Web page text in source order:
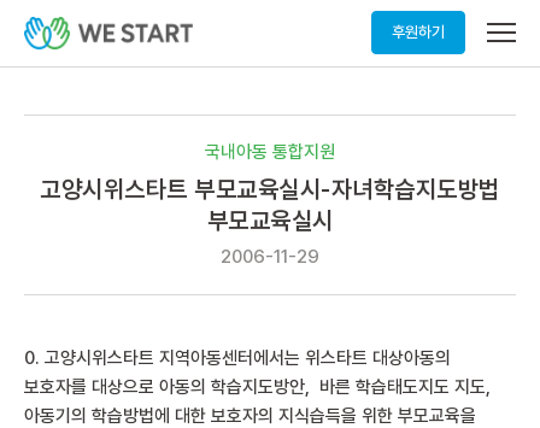
후원하기
메
열
국내아동 통합지원
고양시위스타트 부모교육실시-자녀학습지도방법
부모교육실시
2006-11-29
0. 고양시위스타트 지역아동센터에서는 위스타트 대상아동의
보호자를 대상으로 아동의 학습지도방안, 바른 학습태도지도 지도,
아동기의 학습방법에 대한 보호자의 지식습득을 위한 부모교육을